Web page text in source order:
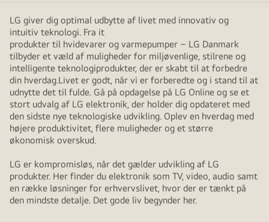
LG giver dig optimal udbytte af livet med innovativ og
intuitiv teknologi. Fra it
produkter til hvidevarer og varmepumper – LG Danmark
tilbyder et væld af muligheder for miljøvenlige, stilrene og
intelligente teknologiprodukter, der er skabt til at forbedre
din hverdag.Livet er godt, når vi er forberedte og i stand til at
udnytte det til fulde. Gå på opdagelse på LG Online og se et
stort udvalg af LG elektronik, der holder dig opdateret med
den sidste nye teknologiske udvikling. Oplev en hverdag med
højere produktivitet, flere muligheder og et større
økonomisk overskud.
LG er kompromisløs, når det gælder udvikling af LG
produkter. Her finder du elektronik som TV, video, audio samt
en række løsninger for erhvervslivet, hvor der er tænkt på
den mindste detalje. Det gode liv begynder her.